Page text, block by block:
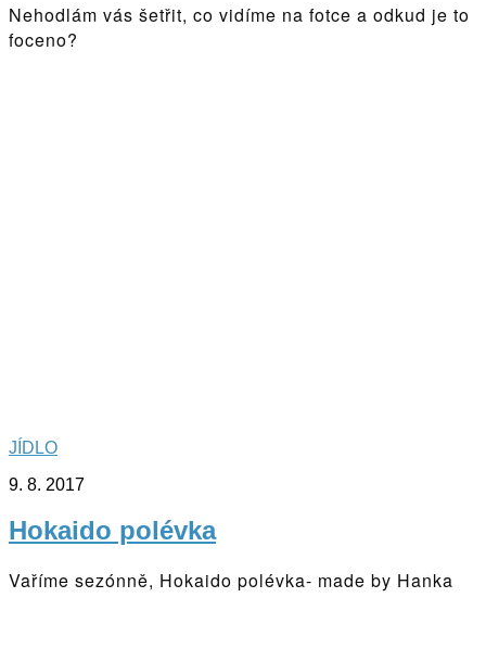
Nehodlám vás šetřit, co vidíme na fotce a odkud je to
foceno?
JÍDLO
9. 8. 2017
Hokaido polévka
Vaříme sezónně, Hokaido polévka- made by Hanka